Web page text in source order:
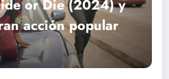
or Die (2024) y
acción popular